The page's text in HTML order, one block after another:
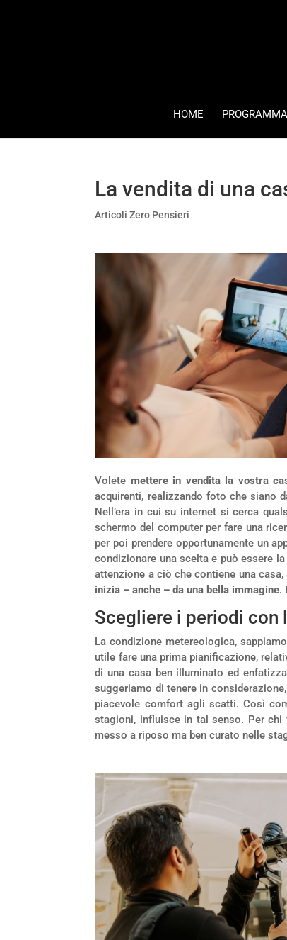
HOME PROGRAMMA
La vendita di una
Articoli Zero Pensieri
Volete mettere in vendita la vostra
acquirenti, realizzando foto che siano
Nell’era in cui su internet si cerca
schermo del computer per fare una
per poi prendere opportunamente un
condizionare una scelta e può essere
attenzione a ciò che contiene una
inizia – anche – da una bella immagine.
Scegliere i periodi
La condizione metereologica,
utile fare una prima pianificazione,
di una casa ben illuminato ed
suggeriamo di tenere in
piacevole comfort agli scatti. Così
stagioni, influisce in tal senso. Per chi
messo a riposo ma ben curato nelle